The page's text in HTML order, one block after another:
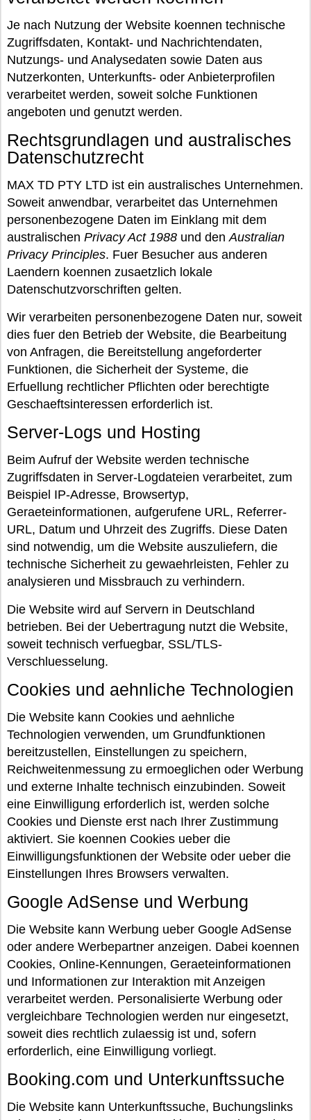
Je nach Nutzung der Website koennen technische
Zugriffsdaten, Kontakt- und Nachrichtendaten,
Nutzungs- und Analysedaten sowie Daten aus
Nutzerkonten, Unterkunfts- oder Anbieterprofilen
verarbeitet werden, soweit solche Funktionen
angeboten und genutzt werden.
Rechtsgrundlagen und australisches
Datenschutzrecht
MAX TD PTY LTD ist ein australisches Unternehmen.
Soweit anwendbar, verarbeitet das Unternehmen
personenbezogene Daten im Einklang mit dem
australischen Privacy Act 1988 und denAustralian
Privacy Principles. Fuer Besucher aus anderen
Laendern koennen zusaetzlich lokale
Datenschutzvorschriften gelten.
Wir verarbeiten personenbezogene Daten nur, soweit
dies fuer den Betrieb der Website, die Bearbeitung
von Anfragen, die Bereitstellung angeforderter
Funktionen, die Sicherheit der Systeme, die
Erfuellung rechtlicher Pflichten oder berechtigte
Geschaeftsinteressen erforderlich ist.
Server-Logs und Hosting
Beim Aufruf der Website werden technische
Zugriffsdaten in Server-Logdateien verarbeitet, zum
Beispiel IP-Adresse, Browsertyp,
Geraeteinformationen, aufgerufene URL, Referrer-
URL, Datum und Uhrzeit des Zugriffs. Diese Daten
sind notwendig, um die Website auszuliefern, die
technische Sicherheit zu gewaehrleisten, Fehler zu
analysieren und Missbrauch zu verhindern.
Die Website wird auf Servern in Deutschland
betrieben. Bei der Uebertragung nutzt die Website,
soweit technisch verfuegbar, SSL/TLS-
Verschluesselung.
Cookies und aehnliche Technologien
Die Website kann Cookies und aehnliche
Technologien verwenden, um Grundfunktionen
bereitzustellen, Einstellungen zu speichern,
Reichweitenmessung zu ermoeglichen oder Werbung
und externe Inhalte technisch einzubinden. Soweit
eine Einwilligung erforderlich ist, werden solche
Cookies und Dienste erst nach Ihrer Zustimmung
aktiviert. Sie koennen Cookies ueber die
Einwilligungsfunktionen der Website oder ueber die
Einstellungen Ihres Browsers verwalten.
Google AdSense und Werbung
Die Website kann Werbung ueber Google AdSense
oder andere Werbepartner anzeigen. Dabei koennen
Cookies, Online-Kennungen, Geraeteinformationen
und Informationen zur Interaktion mit Anzeigen
verarbeitet werden. Personalisierte Werbung oder
vergleichbare Technologien werden nur eingesetzt,
soweit dies rechtlich zulaessig ist und, sofern
erforderlich, eine Einwilligung vorliegt.
Booking.com und Unterkunftssuche
Die Website kann Unterkunftssuche, Buchungslinks